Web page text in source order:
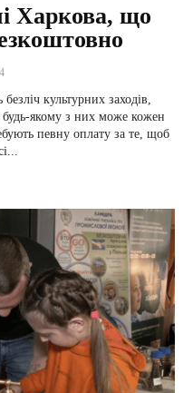
Харкова, що
культурних заходів,
будь-якому з них може кожен
певну оплату за те, щоб